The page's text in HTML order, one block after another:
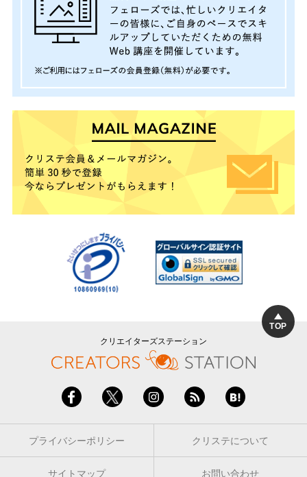
TOP
クリエイターズステーション
プライバシーポリシー クリステについて
サイトマップ お問い合わせ